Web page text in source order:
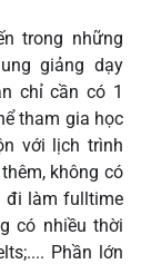
trong những
giảng dạy
chỉ cần có 1
tham gia học
với lịch trình
không có
đi làm fulltime
có nhiều thời
Phần lớn